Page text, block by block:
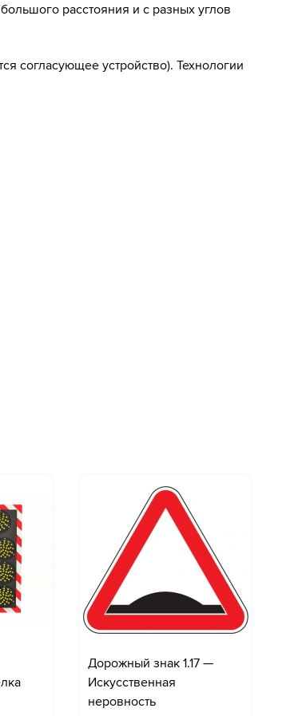
расстояния и с разных углов
согласующее устройство). Технологии
Дорожный знак 1.17 —
Искусственная
неровность